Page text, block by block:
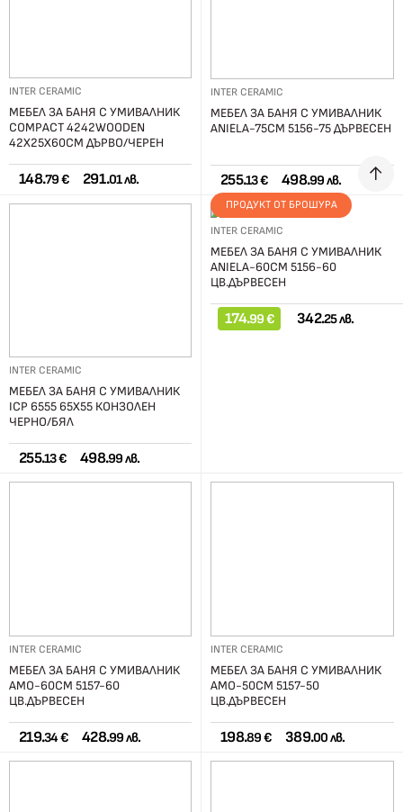
INTER CERAMIC
МЕБЕЛ ЗА БАНЯ С УМИВАЛНИК
COMPACT 4242WOODEN
42X25X60СМ ДЪРВО/ЧЕРЕН
148.79 € 291.01 лв.
INTER CERAMIC
МЕБЕЛ ЗА БАНЯ С УМИВАЛНИК
ANIELA-75СМ 5156-75 ДЪРВЕСЕН
255.13 € 498.99 лв.
INTER CERAMIC
МЕБЕЛ ЗА БАНЯ С УМИВАЛНИК
ICP 6555 65X55 КОНЗОЛЕН
ЧЕРНО/БЯЛ
255.13 € 498.99 лв.
ПРОДУКТ ОТ БРОШУРА
INTER CERAMIC
МЕБЕЛ ЗА БАНЯ С УМИВАЛНИК
ANIELA-60СМ 5156-60
ЦВ.ДЪРВЕСЕН
174.99 € 342.25 лв.
INTER CERAMIC
МЕБЕЛ ЗА БАНЯ С УМИВАЛНИК
AMO-60СМ 5157-60
ЦВ.ДЪРВЕСЕН
219.34 € 428.99 лв.
INTER CERAMIC
МЕБЕЛ ЗА БАНЯ С УМИВАЛНИК
AMO-50СМ 5157-50
ЦВ.ДЪРВЕСЕН
198.89 € 389.00 лв.